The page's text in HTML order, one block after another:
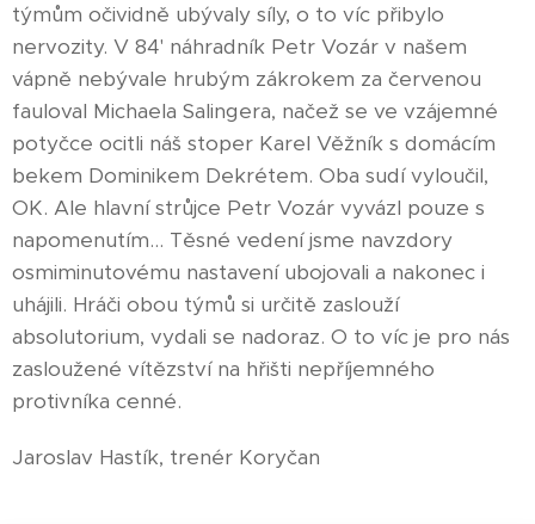
týmům očividně ubývaly síly, o to víc přibylo
nervozity. V 84' náhradník Petr Vozár v našem
vápně nebývale hrubým zákrokem za červenou
fauloval Michaela Salingera, načež se ve vzájemné
potyčce ocitli náš stoper Karel Věžník s domácím
bekem Dominikem Dekrétem. Oba sudí vyloučil,
OK. Ale hlavní strůjce Petr Vozár vyvázl pouze s
napomenutím... Těsné vedení jsme navzdory
osmiminutovému nastavení ubojovali a nakonec i
uhájili. Hráči obou týmů si určitě zaslouží
absolutorium, vydali se nadoraz. O to víc je pro nás
zasloužené vítězství na hřišti nepříjemného
protivníka cenné.
Jaroslav Hastík, trenér Koryčan